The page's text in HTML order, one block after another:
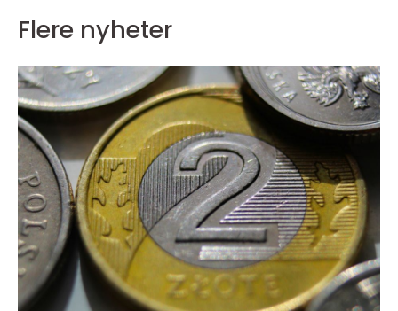
Flere nyheter